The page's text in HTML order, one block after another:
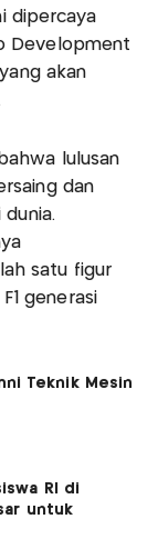
dipercaya
Development
akan
lulusan
dan
satu figur
generasi
Teknik Mesin
RI di
untuk